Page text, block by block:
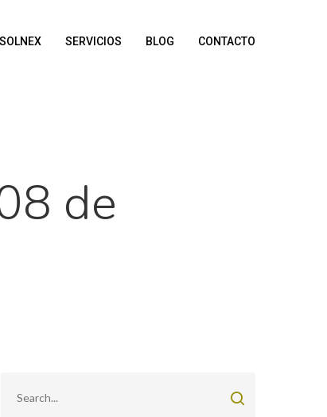
SOLNEX SERVICIOS BLOG CONTACTO
de